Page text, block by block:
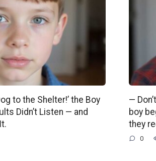
to the Shelter!’ the Boy
Didn’t Listen — and
—
boy
they
0